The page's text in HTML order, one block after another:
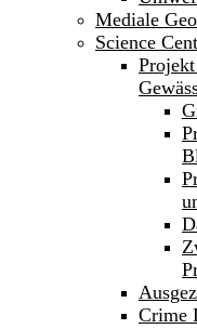
Mediale
Science
Crime